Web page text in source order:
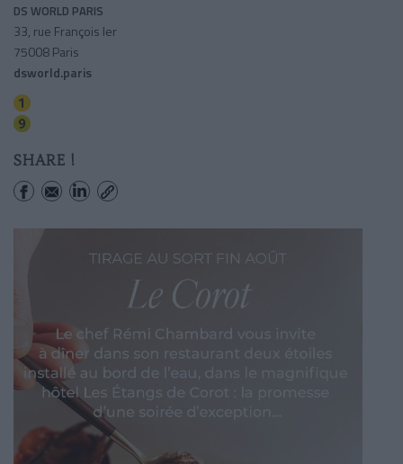
DS WORLD PARIS
33, rue François Ier
75008 Paris
dsworld.paris
SHARE !